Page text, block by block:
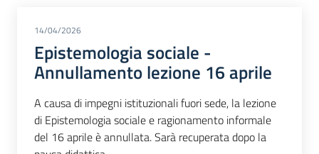
14/04/2026
Epistemologia sociale -
Annullamento lezione 16 aprile
A causa di impegni istituzionali fuori sede, la lezione
di Epistemologia sociale e ragionamento informale
del 16 aprile è annullata. Sarà recuperata dopo la